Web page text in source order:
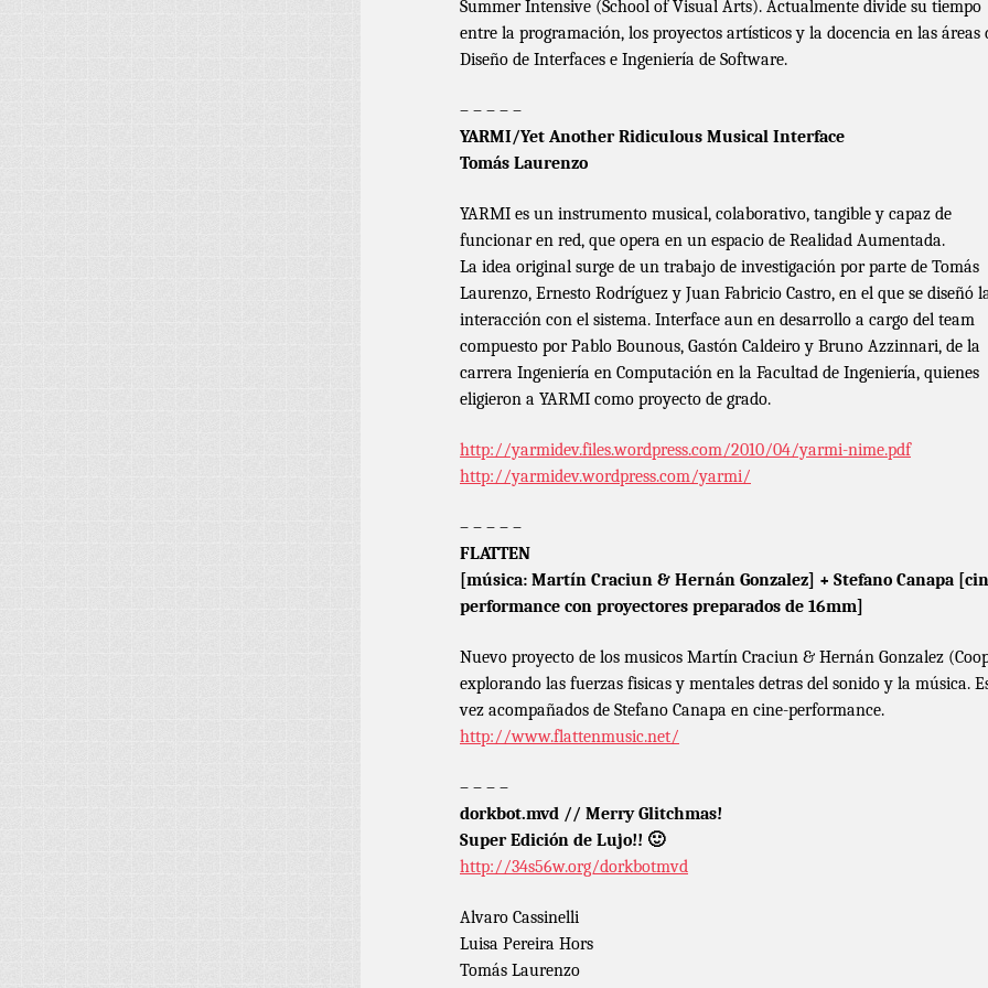
Summer Intensive (School of Visual Arts). Actualmente divide su tiempo
entre la programación, los proyectos artísticos y la docencia en las áreas
Diseño de Interfaces e Ingeniería de Software.
– – – – –
YARMI/Yet Another Ridiculous Musical Interface
Tomás Laurenzo
YARMI es un instrumento musical, colaborativo, tangible y capaz de
funcionar en red, que opera en un espacio de Realidad Aumentada.
La idea original surge de un trabajo de investigación por parte de Tomás
Laurenzo, Ernesto Rodríguez y Juan Fabricio Castro, en el que se diseñó
interacción con el sistema. Interface aun en desarrollo a cargo del team
compuesto por Pablo Bounous, Gastón Caldeiro y Bruno Azzinnari, de la
carrera Ingeniería en Computación en la Facultad de Ingeniería, quienes
eligieron a YARMI como proyecto de grado.
http://yarmidev.files.wordpress.com/2010/04/yarmi-nime.pdf
http://yarmidev.wordpress.com/yarmi/
– – – – –
FLATTEN
[música: Martín Craciun & Hernán Gonzalez] + Stefano Canapa
performance con proyectores preparados de 16mm]
Nuevo proyecto de los musicos Martín Craciun & Hernán Gonzalez
explorando las fuerzas fisicas y mentales detras del sonido y la música.
vez acompañados de Stefano Canapa en cine-performance.
http://www.flattenmusic.net/
– – – –
dorkbot.mvd // Merry Glitchmas!
Super Edición de Lujo!! 🙂
http://34s56w.org/dorkbotmvd
Alvaro Cassinelli
Luisa Pereira Hors
Tomás Laurenzo